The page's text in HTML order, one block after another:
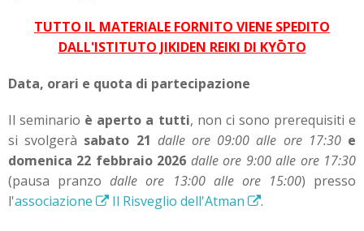
TUTTO IL MATERIALE FORNITO VIENE SPEDITO
DALL'ISTITUTO JIKIDEN REIKI DI KYŌTO
Data, orari e quota di partecipazione
Il seminario è aperto a tutti, non ci sono prerequisiti e
si svolgerà sabato 21 dalle ore 09:00 alle ore 17:30 e
domenica 22 febbraio 2026 dalle ore 9:00 alle ore 17:30
(pausa pranzodalle ore 13:00 alle ore 15:00) presso
l'associazione Il Risveglio dell'Atman .